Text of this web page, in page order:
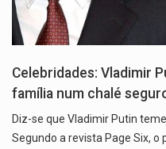
Celebridades: Vladimir
família num chalé
Diz-se que Vladimir Putin
Segundo a revista Page Six,